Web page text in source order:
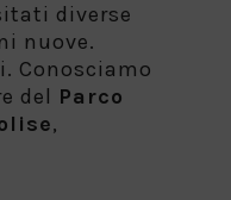
diverse
nuove.
Conosciamo
del Parco
,